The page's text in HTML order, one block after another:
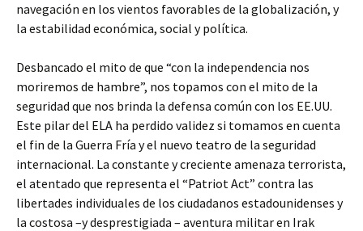
navegación en los vientos favorables de la globalización, y
la estabilidad económica, social y política.
Desbancado el mito de que “con la independencia nos
moriremos de hambre”, nos topamos con el mito de la
seguridad que nos brinda la defensa común con los EE.UU.
Este pilar del ELA ha perdido validez si tomamos en cuenta
el fin de la Guerra Fría y el nuevo teatro de la seguridad
internacional. La constante y creciente amenaza terrorista,
el atentado que representa el “Patriot Act” contra las
libertades individuales de los ciudadanos estadounidenses y
la costosa –y desprestigiada – aventura militar en Irak